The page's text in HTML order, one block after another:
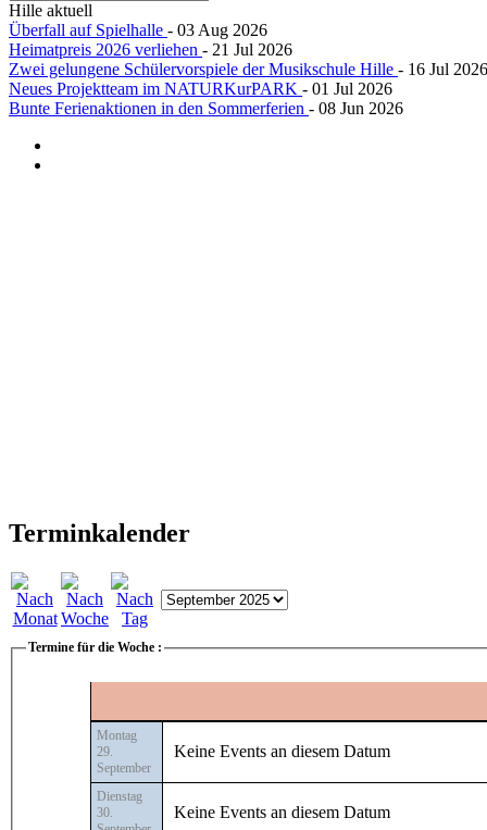
Hille aktuell
Überfall auf Spielhalle - 03 Aug 2026
Heimatpreis 2026 verliehen - 21 Jul 2026
Zwei gelungene Schülervorspiele der Musikschule Hille - 16 Jul 2026
Neues Projektteam im NATURKurPARK - 01 Jul 2026
Bunte Ferienaktionen in den Sommerferien - 08 Jun 2026
Terminkalender
Termine für die Woche :
Montag
29.
September
Keine Events an diesem Datum
Dienstag
30.
Keine Events an diesem Datum